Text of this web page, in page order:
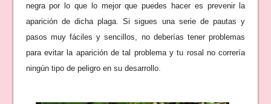
negra por lo que lo mejor que puedes hacer es prevenir la
aparición de dicha plaga. Si sigues una serie de pautas y
pasos muy fáciles y sencillos, no deberías tener problemas
para evitar la aparición de tal problema y tu rosal no correría
ningún tipo de peligro en su desarrollo.